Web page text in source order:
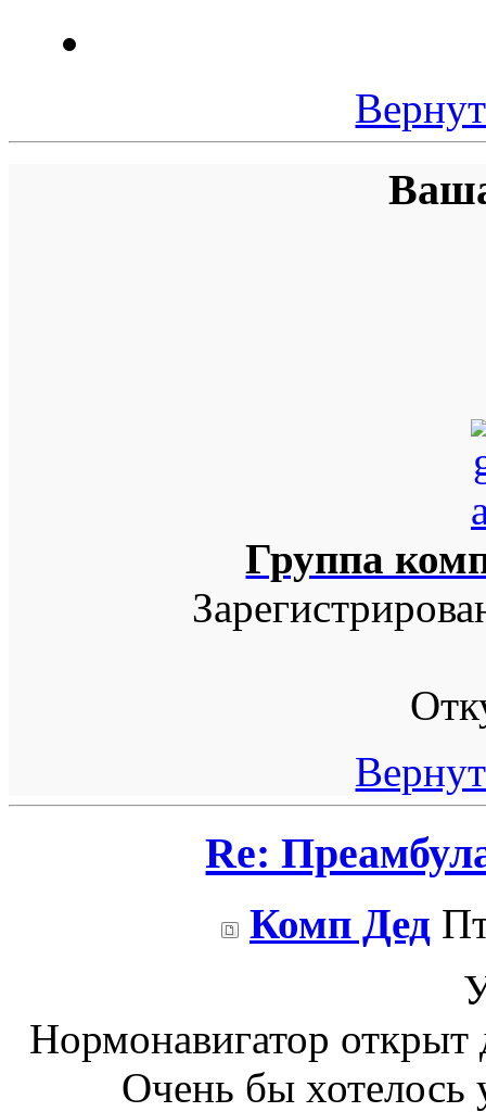
Группа
Re:
Комп Дед
Нормонавигатор открыт
Очень бы